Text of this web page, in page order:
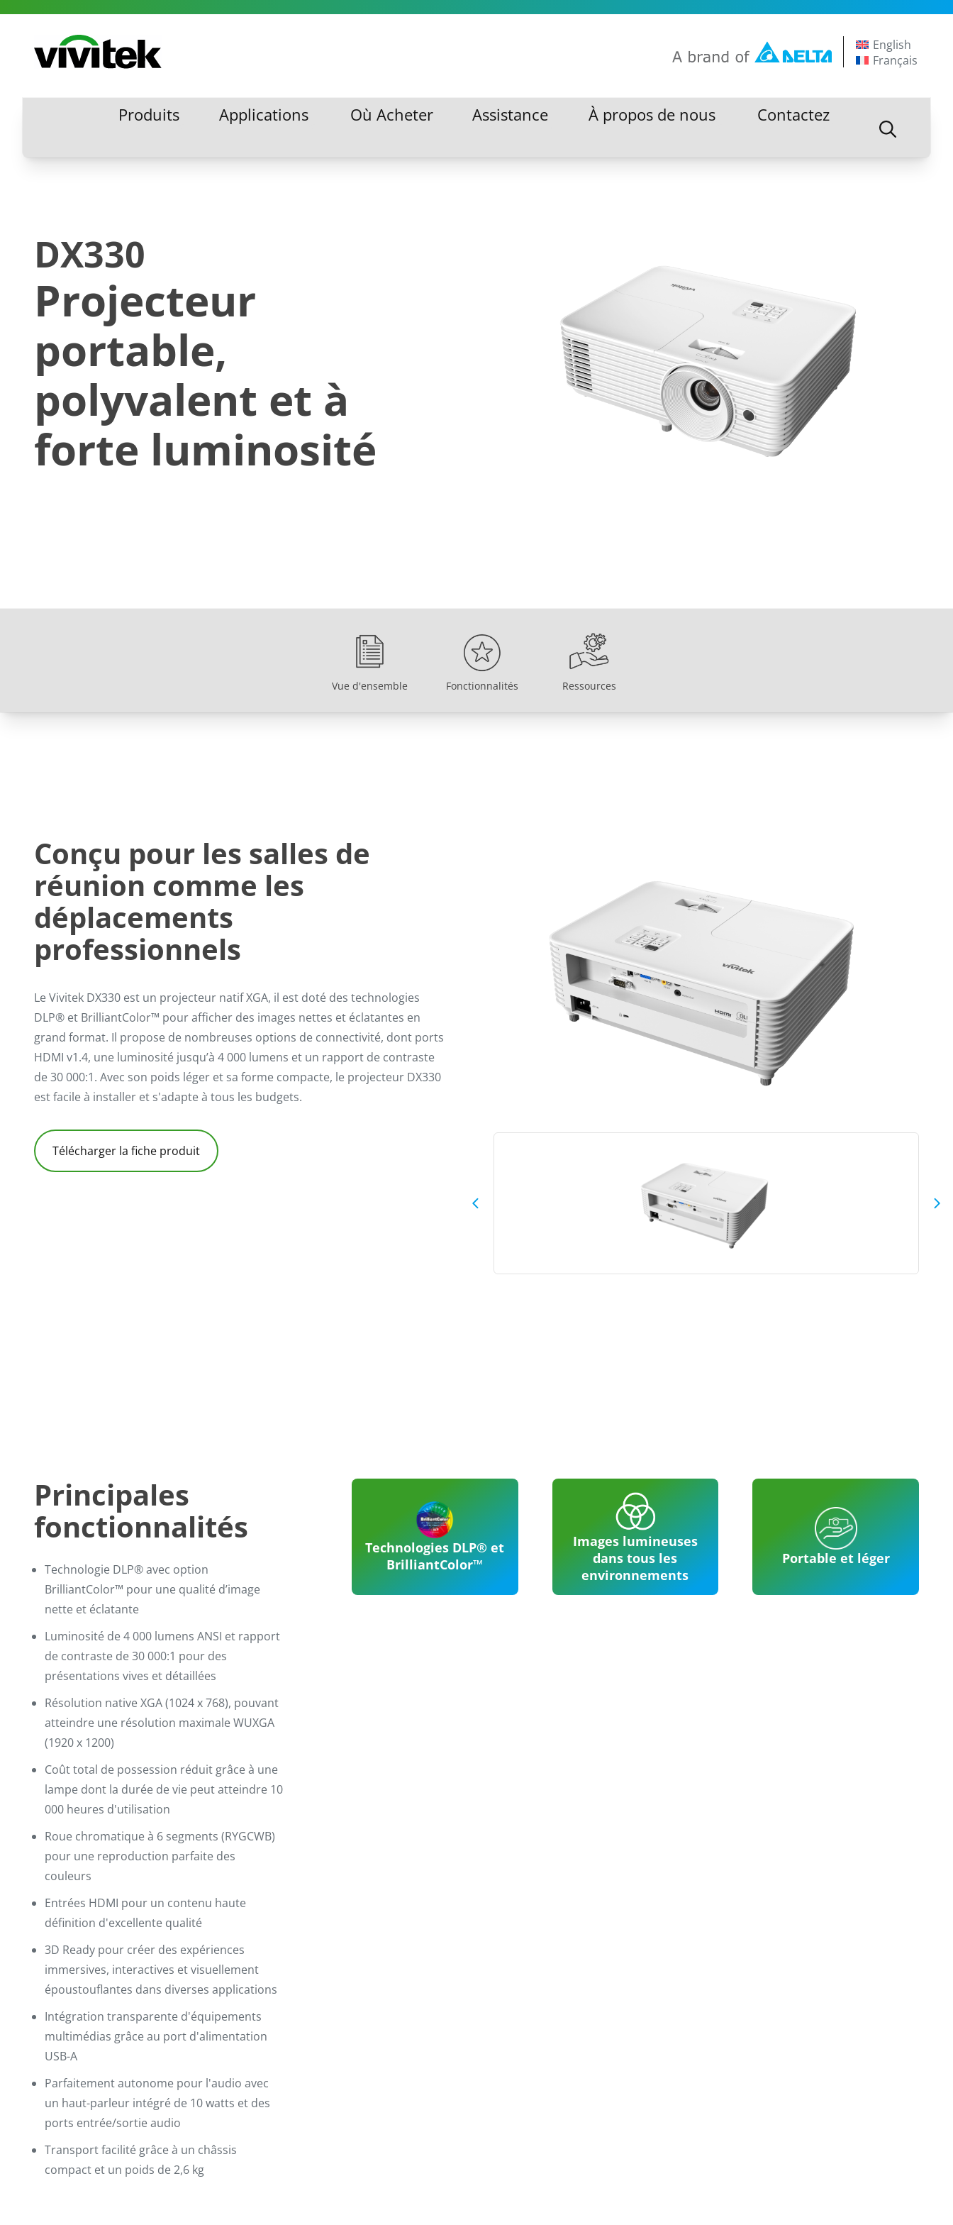
Vivitek
English
Français
Produits
Produits Applications
Applications Où Acheter
Où Acheter Assistance
Assistance À propos de nous
À propos de nous Contactez
Contactez
DX330
Projecteur
portable,
polyvalent et à
forte luminosité
Vue d'ensemble
Vue d'ensemble Fonctionnalités
Fonctionnalités Ressources
Ressources
Conçu pour les salles de
réunion comme les
déplacements
professionnels
Le Vivitek DX330 est un projecteur natif XGA, il est doté des technologies
DLP® et BrilliantColor™ pour afficher des images nettes et éclatantes en
grand format. Il propose de nombreuses options de connectivité, dont ports
HDMI v1.4, une luminosité jusqu’à 4 000 lumens et un rapport de contraste
de 30 000:1. Avec son poids léger et sa forme compacte, le projecteur DX330
est facile à installer et s'adapte à tous les budgets.
Télécharger la fiche produit
Principales
fonctionnalités
Technologie DLP® avec option
BrilliantColor™ pour une qualité d’image
nette et éclatante
Luminosité de 4 000 lumens ANSI et rapport
de contraste de 30 000:1 pour des
présentations vives et détaillées
Résolution native XGA (1024 x 768), pouvant
atteindre une résolution maximale WUXGA
(1920 x 1200)
Coût total de possession réduit grâce à une
lampe dont la durée de vie peut atteindre 10
000 heures d'utilisation
Roue chromatique à 6 segments (RYGCWB)
pour une reproduction parfaite des
couleurs
Entrées HDMI pour un contenu haute
définition d'excellente qualité
3D Ready pour créer des expériences
immersives, interactives et visuellement
époustouflantes dans diverses applications
Intégration transparente d'équipements
multimédias grâce au port d'alimentation
USB-A
Parfaitement autonome pour l'audio avec
un haut-parleur intégré de 10 watts et des
ports entrée/sortie audio
Transport facilité grâce à un châssis
compact et un poids de 2,6 kg
Technologies DLP® et
BrilliantColor™
Images lumineuses
dans tous les
environnements
Portable et léger